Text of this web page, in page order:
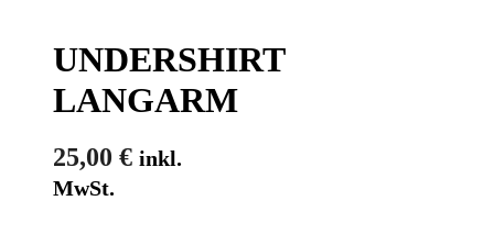
UNDERSHIRT
LANGARM
25,00 € inkl.
MwSt.